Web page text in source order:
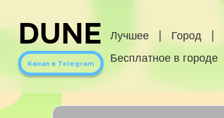
DUNE
Канал в Telegram
Лучшее Город
Бесплатное в городе